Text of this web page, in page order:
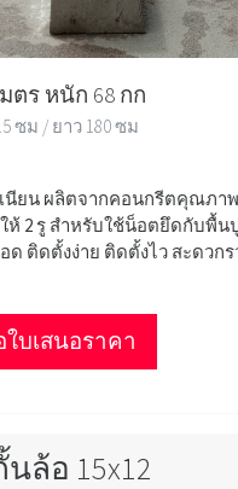
มตร หนัก 68 กก
ซม / ยาว 180 ซม
นียน ผลิตจากคอนกรีตคุณภาพ
ห้ 2 รู สำหรับใช้น็อตยึดกับพื้
ด ติดตั้งง่าย ติดตั้งไว สะดวกร
บเสนอราคา
ล้อ 15x12